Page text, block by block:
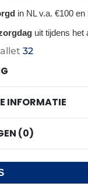
in NL v.a. €100
uit tijdens het
32
INFORMATIE
(0)